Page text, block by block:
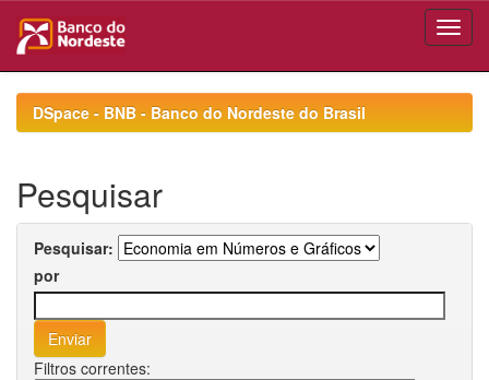
navigationDSpace - BNB - Banco do Nordeste do Brasil
Pesquisar
Pesquisar:
por
Filtros correntes: